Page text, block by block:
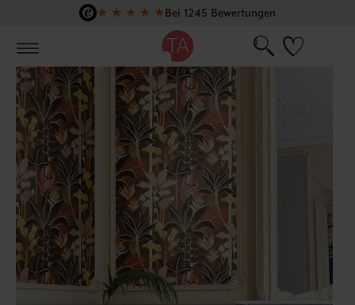
Zum Hauptinhalt springen
★ ★ ★ ★ ★Bei 1245 Bewertungen